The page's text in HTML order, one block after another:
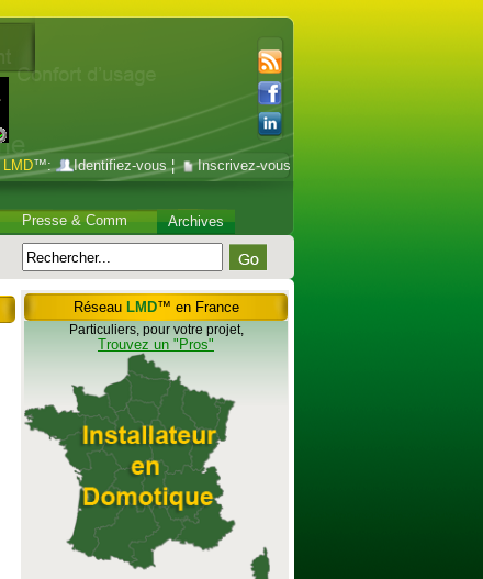
LMD™: Identifiez-vous¦ Inscrivez-vous
Presse & Comm Archives
Réseau LMD™ en France
Particuliers, pour votre projet,
Trouvez un "Pros"